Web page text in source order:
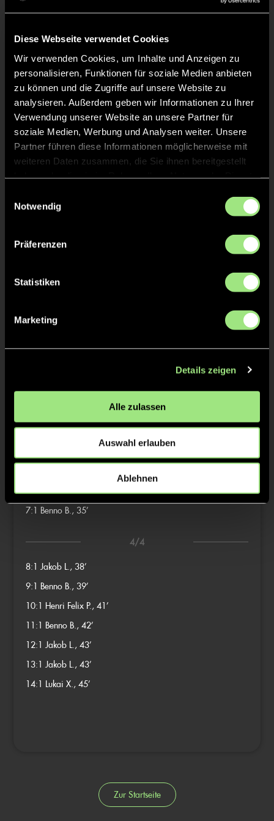
Diese Webseite verwendet Cookies
Wir verwenden Cookies, um Inhalte und Anzeigen zu
personalisieren, Funktionen für soziale Medien anbieten
zu können und die Zugriffe auf unsere Website zu
analysieren. Außerdem geben wir Informationen zu Ihrer
Verwendung unserer Website an unsere Partner für
soziale Medien, Werbung und Analysen weiter. Unsere
Partner führen diese Informationen möglicherweise mit
weiteren Daten zusammen, die Sie ihnen bereitgestellt
Notwendig
Präferenzen
Statistiken
Marketing
Details zeigen
Alle zulassen
Auswahl erlauben
Ablehnen
Staff
Erik MATHE
Inken LUDWIG
TW = Torwart & ETW = Ersatztorwart, K = Kapitän
Tore & Karten
1:1 Bo Anton K., 12’
2/4
3:1 Henri Felix P., 18’
3/4
6:1 Henri Felix P., 30’
7:1 Benno B., 35’
4/4
8:1 Jakob L., 38’
9:1 Benno B., 39’
10:1 Henri Felix P., 41’
11:1 Benno B., 42’
12:1 Jakob L., 43’
13:1 Jakob L., 43’
14:1 Lukai X., 45’
Zur Startseite